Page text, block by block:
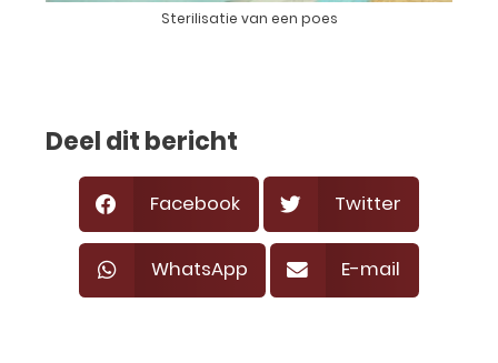
Sterilisatie van een poes
Deel dit bericht
Facebook Twitter
WhatsApp E-mail